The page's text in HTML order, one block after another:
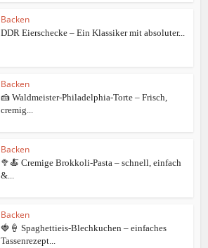
Backen
DDR Eierschecke – Ein Klassiker mit absoluter...
Backen
🍰 Waldmeister-Philadelphia-Torte – Frisch,
cremig...
Backen
🥦🍝 Cremige Brokkoli-Pasta – schnell, einfach
&...
Backen
🍓🍦 Spaghettieis-Blechkuchen – einfaches
Tassenrezept...